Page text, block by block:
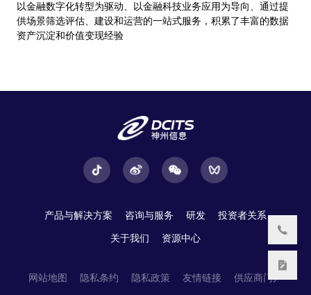
以金融数字化转型为驱动、以金融科技业务应用为导向、通过提
供场景筛选评估、建设和运营的一站式服务，积累了丰富的数据
资产沉淀和价值变现经验
产品与解决方案 咨询与服务 研发 投资者关系
关于我们 资源中心
网站地图 隐私条约 隐私政策 友情链接 供应商门户